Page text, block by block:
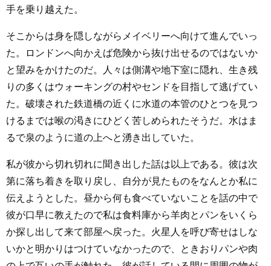
手を乗り越えた。
そこからは身を隠しながらメイベリーへ向けて進んでいっ
た。ロンドンへ向かえば危険から抜け出せるのではないか
と望みをかけたのだ。人々は側溝や地下室に隠れ、生き残
りの多くはウォーキングの村やセンドを目指して逃げてい
た。破壊された鉄道橋の近くに水道の本管のひとつを見つ
けるまでは喉の渇きにひどく苦しめられたそうだ。水はま
るで泉のように道の上へと湧き出していた。
私が彼から切れ切れに聞き出した話は以上である。彼は次
第に落ち着きを取り戻し、自分が見たものをなんとか私に
伝えようとした。昼から何も食べていないことを話の中で
彼が口早に教えたので私は食料庫から羊肉とパンをいくら
か探し出して来て部屋へ戻った。火星人を呼び寄せはしな
いかと明かりはつけていなかったので、ときおりパンや肉